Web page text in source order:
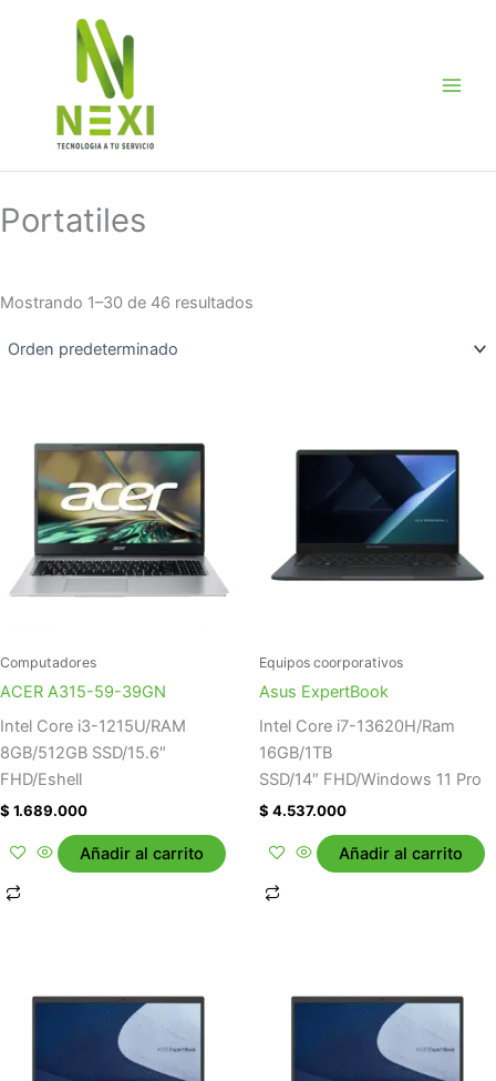
Portatiles
Mostrando 1–30 de 46 resultados
Computadores
ACER A315-59-39GN
Intel Core i3-1215U/RAM
8GB/512GB SSD/15.6″
FHD/Eshell
$ 1.689.000
Añadir al carrito
Equipos coorporativos
Asus ExpertBook
Intel Core i7-13620H/Ram
16GB/1TB
SSD/14″ FHD/Windows 11 Pro
$ 4.537.000
Añadir al carrito